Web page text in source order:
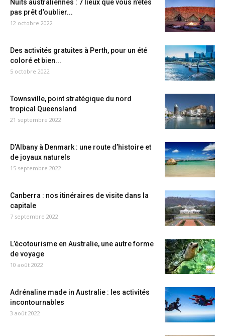
Nuits australiennes : 7 lieux que vous n’êtes
pas prêt d’oublier...
12 octobre 2022
Des activités gratuites à Perth, pour un été
coloré et bien...
5 octobre 2022
Townsville, point stratégique du nord
tropical Queensland
21 septembre 2022
D’Albany à Denmark : une route d’histoire et
de joyaux naturels
15 septembre 2022
Canberra : nos itinéraires de visite dans la
capitale
7 septembre 2022
L’écotourisme en Australie, une autre forme
de voyage
10 août 2022
Adrénaline made in Australie : les activités
incontournables
3 août 2022